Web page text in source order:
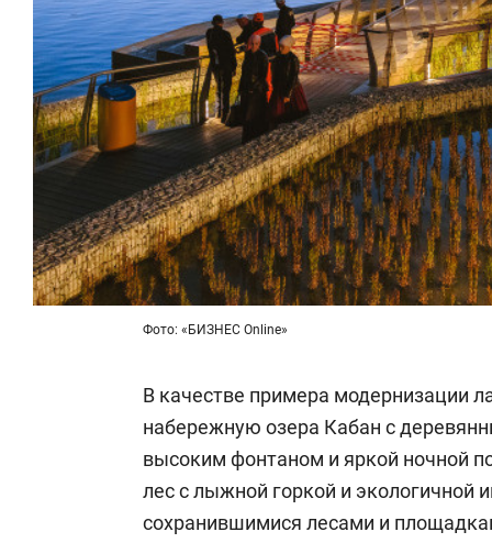
Фото: «БИЗНЕС Online»
В качестве примера модернизации
набережную озера Кабан с
высоким фонтаном и яркой ночной
лес с лыжной горкой и экологичной
сохранившимися лесами и